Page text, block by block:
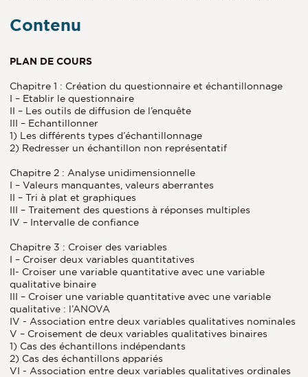
Contenu
PLAN DE COURS
Chapitre 1 : Création du questionnaire et échantillonnage
I – Etablir le questionnaire
II – Les outils de diffusion de l’enquête
III – Echantillonner
1) Les différents types d’échantillonnage
2) Redresser un échantillon non représentatif
Chapitre 2 : Analyse unidimensionnelle
I – Valeurs manquantes, valeurs aberrantes
II – Tri à plat et graphiques
III – Traitement des questions à réponses multiples
IV – Intervalle de confiance
Chapitre 3 : Croiser des variables
I – Croiser deux variables quantitatives
II- Croiser une variable quantitative avec une variable
qualitative binaire
III – Croiser une variable quantitative avec une variable
qualitative : l’ANOVA
IV - Association entre deux variables qualitatives nominales
V – Croisement de deux variables qualitatives binaires
1) Cas des échantillons indépendants
2) Cas des échantillons appariés
VI - Association entre deux variables qualitatives ordinales